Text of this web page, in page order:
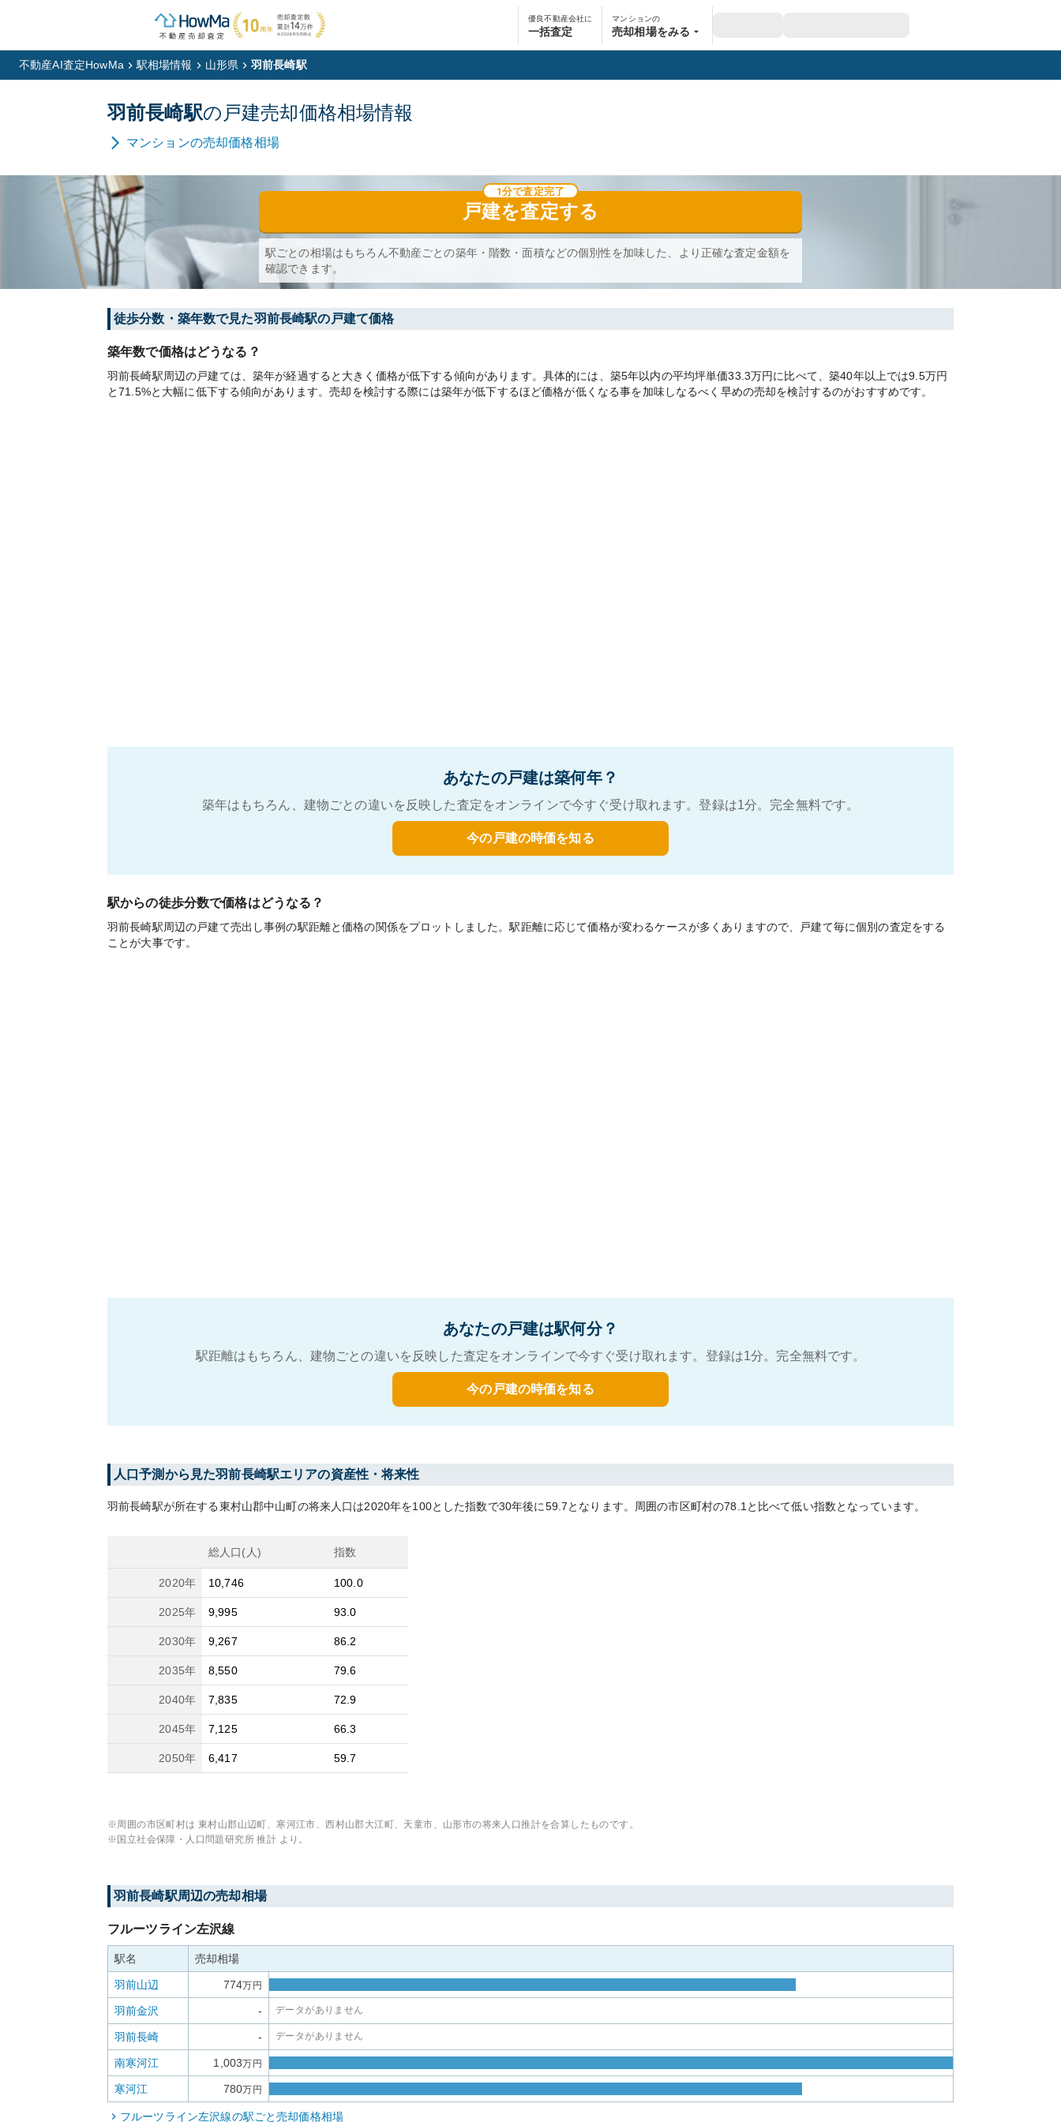
優良不動産会社に
一括査定
マンションの
売却相場をみる
不動産AI査定HowMa 駅相場情報 山形県 羽前長崎駅
羽前長崎駅の 戸建売却価格相場情報
マンションの売却価格相場
戸建を査定する
1分で査定完了
駅ごとの相場はもちろん不動産ごとの築年・階数・面積などの個別性を加味した、より正確な査定金額を
確認できます。
徒歩分数・築年数で見た羽前長崎駅の戸建て価格
築年数で価格はどうなる？
羽前長崎駅周辺の戸建ては、築年が経過すると大きく価格が低下する傾向があります。具体的には、築5年以内の平均坪単価33.3万円に比べて、築40年以上では9.5万円
と71.5%と大幅に低下する傾向があります。売却を検討する際には築年が低下するほど価格が低くなる事を加味しなるべく早めの売却を検討するのがおすすめです。
あなたの戸建は築何年？
築年はもちろん、建物ごとの違いを反映した査定をオンラインで今すぐ受け取れます。登録は1分。完全無料です。
今の戸建の時価を知る
駅からの徒歩分数で価格はどうなる？
羽前長崎駅周辺の戸建て売出し事例の駅距離と価格の関係をプロットしました。駅距離に応じて価格が変わるケースが多くありますので、戸建て毎に個別の査定をする
ことが大事です。
あなたの戸建は駅何分？
駅距離はもちろん、建物ごとの違いを反映した査定をオンラインで今すぐ受け取れます。登録は1分。完全無料です。
今の戸建の時価を知る
人口予測から見た羽前長崎駅エリアの資産性・将来性
羽前長崎駅が所在する東村山郡中山町の将来人口は2020年を100とした指数で30年後に59.7となります。 周囲の市区町村の78.1 と比べて低い指数となっています。
総人口(人) 指数
2020年 10,746 100.0
2025年 9,995 93.0
2030年 9,267 86.2
2035年 8,550 79.6
2040年 7,835 72.9
2045年 7,125 66.3
2050年 6,417 59.7
※周囲の市区町村は 東村山郡山辺町、寒河江市、西村山郡大江町、天童市、山形市の将来人口推計を合算したものです。
※国立社会保障・人口問題研究所 推計 より。
羽前長崎駅周辺の売却相場
フルーツライン左沢線
駅名 売却相場
羽前山辺 774万円
羽前金沢 - データがありません
羽前長崎 - データがありません
南寒河江 1,003万円
寒河江 780万円
フルーツライン左沢線の駅ごと売却価格相場